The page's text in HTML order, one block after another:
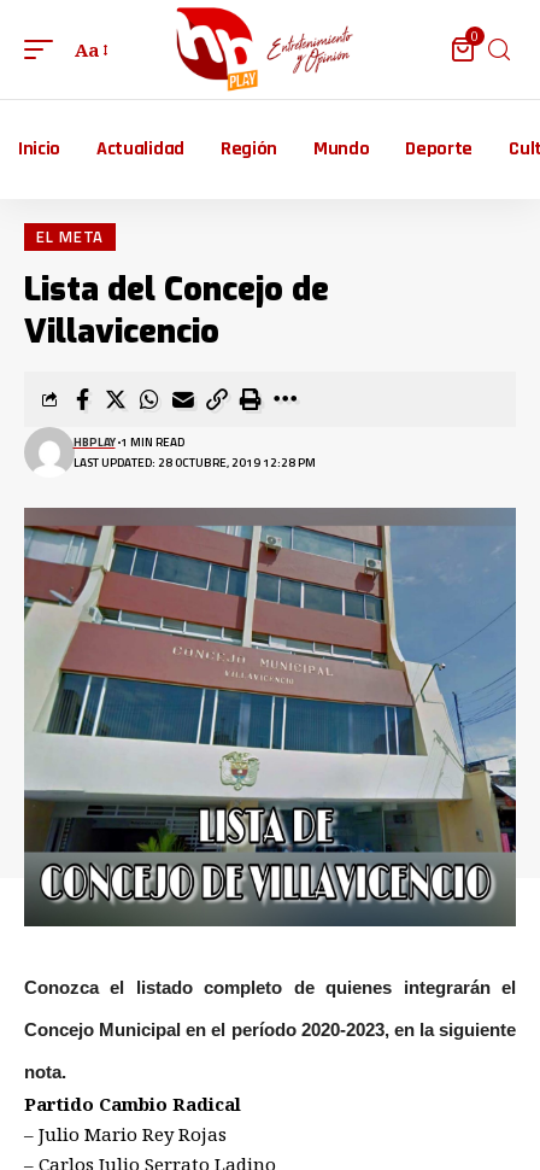
Aa
0
Inicio Actualidad Región Mundo Deporte
EL META
Lista del Concejo de
Villavicencio
LAST UPDATED: 28 OCTUBRE, 2019 12:28 PM
HBPLAY 1 MIN READ
Conozca el listado completo de quienes integrarán el
Concejo Municipal en el período 2020-2023, en la siguiente
nota.
Partido Cambio Radical
– Julio Mario Rey Rojas
– Carlos Julio Serrato Ladino